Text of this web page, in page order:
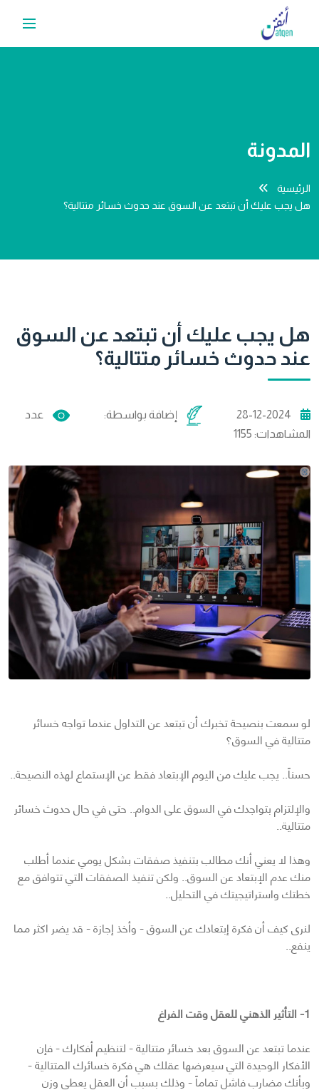
المدونة
الرئيسية
هل يجب عليك أن تبتعد عن السوق عند حدوث خسائر متتالية؟
هل يجب عليك أن تبتعد عن السوق
عند حدوث خسائر متتالية؟
28-12-2024 إضافة بواسطة:
عدد
المشاهدات: 1155
لو سمعت بنصيحة تخبرك أن تبتعد عن التداول عندما تواجه خسائر
متتالية في السوق؟
حسناً.. يجب عليك من اليوم الإبتعاد فقط عن الإستماع لهذه النصيحة..
والإلتزام بتواجدك في السوق على الدوام.. حتى في حال حدوث خسائر
متتالية..
وهذا لا يعني أنك مطالب بتنفيذ صفقات بشكل يومي عندما أطلب
منك عدم الإبتعاد عن السوق.. ولكن تنفيذ الصفقات التي تتوافق مع
خطتك واستراتيجيتك في التحليل..
لنرى كيف أن فكرة إبتعادك عن السوق - وأخذ إجازة - قد يضر اكثر مما
ينفع..
1- التأثير الذهني للعقل وقت الفراغ
عندما تبتعد عن السوق بعد خسائر متتالية - لتنظيم أفكارك - فإن
الأفكار الوحيدة التي سيعرضها عقلك هي فكرة خسائرك المتتالية -
وبأنك مضارب فاشل تماماً - وذلك بسبب أن العقل يعطي وزن